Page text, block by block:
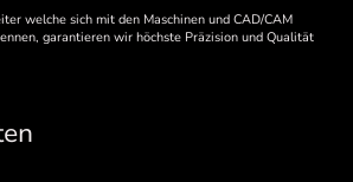
welche sich mit den Maschinen und CAD/CAM
garantieren wir höchste Präzision und Qualität